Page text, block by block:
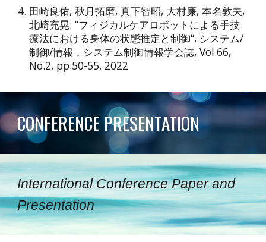
田崎良佑, 秋月拓磨, 真下智昭, 大村廉, 本名敦夫,
北崎充晃: “フィジカルケアロボットによる手技
療法における身体の状態推定と制御“, システム/
制御/情報，システム制御情報学会誌, Vol.66,
No.2, pp.50-55, 2022
CONFERENCE PRESENTATION
International Conference Paper and
Presentation